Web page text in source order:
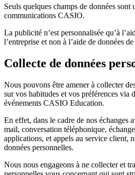
Seuls quelques champs de données
communications CASIO.
La publicité n’est personnalisée qu’à
l’entreprise et non à l’aide de données
Collecte de données
Nous pouvons être amener à collecter
sur vos habitudes et vos préférences via
événements CASIO Education.
En effet, dans le cadre de nos échanges
mail, conversation téléphonique,
applications, et appels au service client,
données personnelles.
Nous nous engageons à ne collecter et